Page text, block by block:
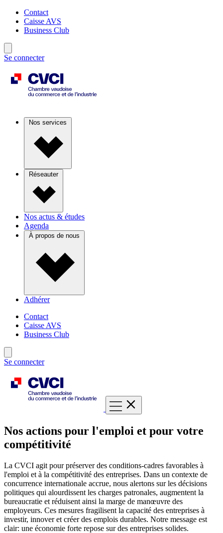
Contact
Caisse AVS
Business Club
Se connecter
Nos services
Réseauter
Nos actus & études
Agenda
À propos de nous
Adhérer
Contact
Caisse AVS
Business Club
Se connecter
Nos actions pour l'emploi et pour votre
compétitivité
La CVCI agit pour préserver des conditions-cadres favorables à
l'emploi et à la compétitivité des entreprises. Dans un contexte de
concurrence internationale accrue, nous alertons sur les décisions
politiques qui alourdissent les charges patronales, augmentent la
bureaucratie et réduisent ainsi la marge de manœuvre des
employeurs. Ces mesures fragilisent la capacité des entreprises à
investir, innover et créer des emplois durables. Notre message est
clair: une économie forte repose sur des entreprises solides.